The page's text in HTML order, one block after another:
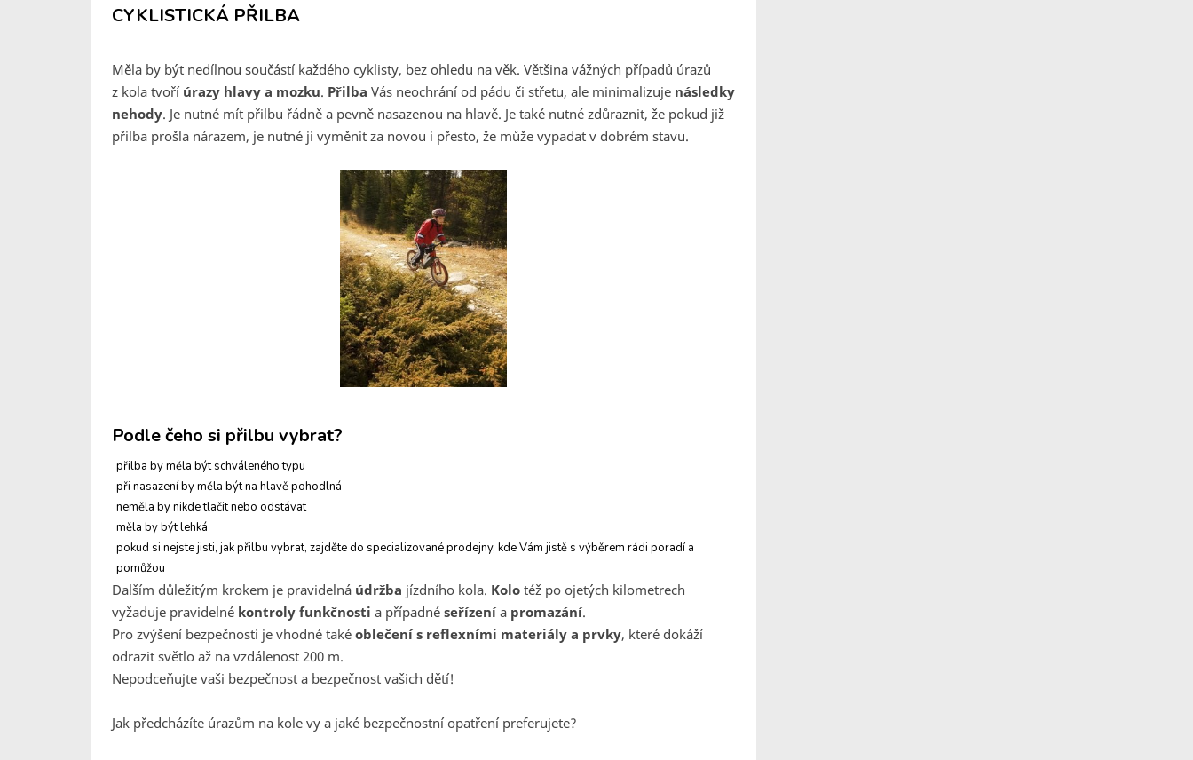
CYKLISTICKÁ PŘILBA
Měla by být nedílnou součástí každého cyklisty, bez ohledu na věk. Většina vážných případů úrazů
z kola tvoří úrazy hlavy a mozku. Přilba Vás neochrání od pádu či střetu, ale minimalizuje následky
nehody. Je nutné mít přilbu řádně a pevně nasazenou na hlavě. Je také nutné zdůraznit, že pokud již
přilba prošla nárazem, je nutné ji vyměnit za novou i přesto, že může vypadat v dobrém stavu.
Podle čeho si přilbu vybrat?
přilba by měla být schváleného typu
při nasazení by měla být na hlavě pohodlná
neměla by nikde tlačit nebo odstávat
měla by být lehká
pokud si nejste jisti, jak přilbu vybrat, zajděte do specializované prodejny, kde Vám jistě s výběrem rádi poradí a
pomůžou
Dalším důležitým krokem je pravidelná údržba jízdního kola. Kolo též po ojetých kilometrech
vyžaduje pravidelné kontroly funkčnosti a případné seřízení a promazání.
Pro zvýšení bezpečnosti je vhodné také oblečení s reflexními materiály a prvky, které dokáží
odrazit světlo až na vzdálenost 200 m.
Nepodceňujte vaši bezpečnost a bezpečnost vašich dětí!
Jak předcházíte úrazům na kole vy a jaké bezpečnostní opatření preferujete?